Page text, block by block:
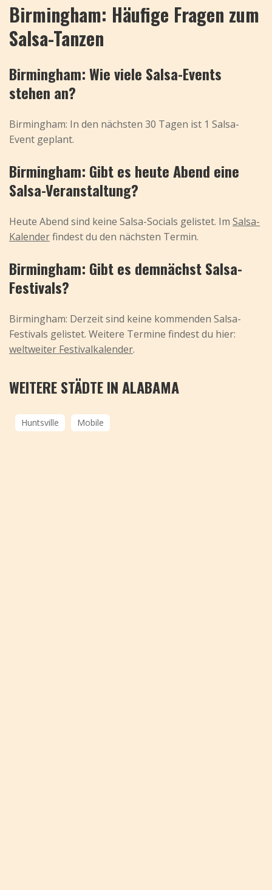
Birmingham: Häufige Fragen zum
Salsa-Tanzen
Birmingham: Wie viele Salsa-Events
stehen an?
Birmingham: In den nächsten 30 Tagen ist 1 Salsa-
Event geplant.
Birmingham: Gibt es heute Abend eine
Salsa-Veranstaltung?
Heute Abend sind keine Salsa-Socials gelistet. Im Salsa-
Kalenderfindest du den nächsten Termin.
Birmingham: Gibt es demnächst Salsa-
Festivals?
Birmingham: Derzeit sind keine kommenden Salsa-
Festivals gelistet. Weitere Termine findest du hier:
weltweiter Festivalkalender.
WEITERE STÄDTE IN ALABAMA
Huntsville Mobile